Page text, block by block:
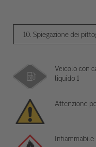
10. Spiegazione dei
Veicolo con
liquido 1
Attenzione
Infiammabile